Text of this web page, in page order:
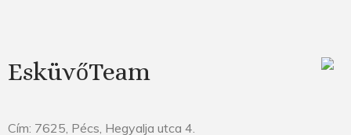
EsküvőTeam
Cím: 7625, Pécs, Hegyalja utca 4.